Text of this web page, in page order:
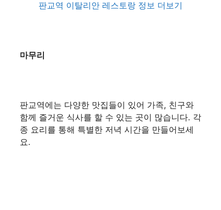
판교역 이탈리안 레스토랑 정보 더보기
마무리
판교역에는 다양한 맛집들이 있어 가족, 친구와
함께 즐거운 식사를 할 수 있는 곳이 많습니다. 각
종 요리를 통해 특별한 저녁 시간을 만들어보세
요.